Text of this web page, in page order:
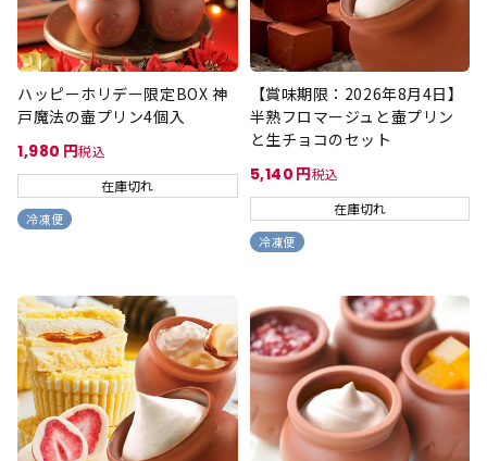
ハッピーホリデー限定BOX 神
戸魔法の壷プリン4個入
1,980
税込
在庫切れ
冷凍便
【賞味期限：2026年8月4日】
半熟フロマージュと壷プリン
と生チョコのセット
5,140
税込
在庫切れ
冷凍便